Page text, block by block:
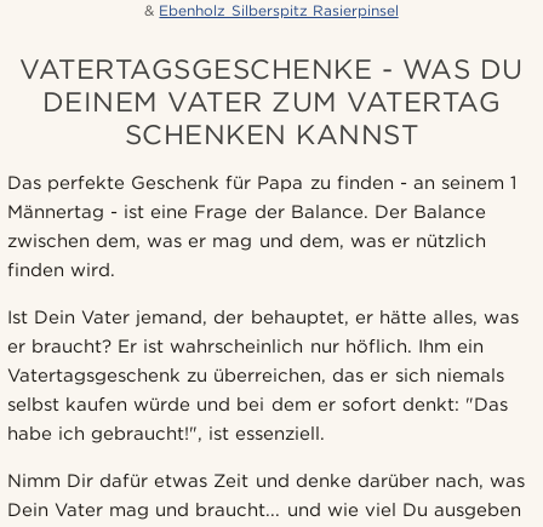
& Ebenholz Silberspitz Rasierpinsel
VATERTAGSGESCHENKE - WAS DU
DEINEM VATER ZUM VATERTAG
SCHENKEN KANNST
Das perfekte Geschenk für Papa zu finden - an seinem 1
Männertag - ist eine Frage der Balance. Der Balance
zwischen dem, was er mag und dem, was er nützlich
finden wird.
Ist Dein Vater jemand, der behauptet, er hätte alles, was
er braucht? Er ist wahrscheinlich nur höflich. Ihm ein
Vatertagsgeschenk zu überreichen, das er sich niemals
selbst kaufen würde und bei dem er sofort denkt: "Das
habe ich gebraucht!", ist essenziell.
Nimm Dir dafür etwas Zeit und denke darüber nach, was
Dein Vater mag und braucht... und wie viel Du ausgeben